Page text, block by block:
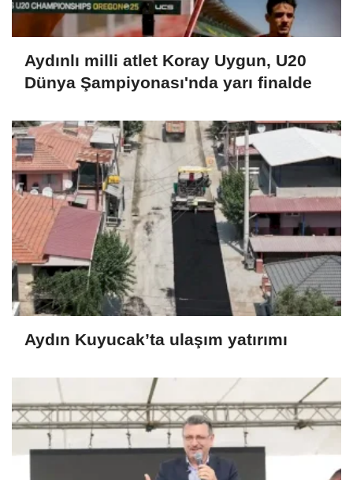
Aydınlı milli atlet Koray Uygun, U20
Dünya Şampiyonası'nda yarı finalde
Aydın Kuyucak’ta ulaşım yatırımı